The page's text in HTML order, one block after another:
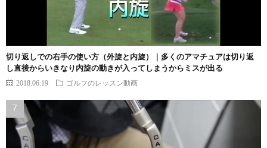
切り返しでの右手の使い方（外旋と内旋）｜多くのアマチュアは切り返
し直後からいきなり内旋の動きが入ってしまうからミスが出る
2018.06.19 ゴルフのレッスン動画